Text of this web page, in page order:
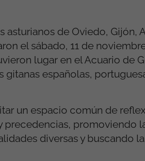
asturianos de Oviedo, Gijón,
el sábado, 11 de
lugar en el Acuario de
gitanas españolas,
un espacio común de
precedencias, promoviendo
diversas y buscando